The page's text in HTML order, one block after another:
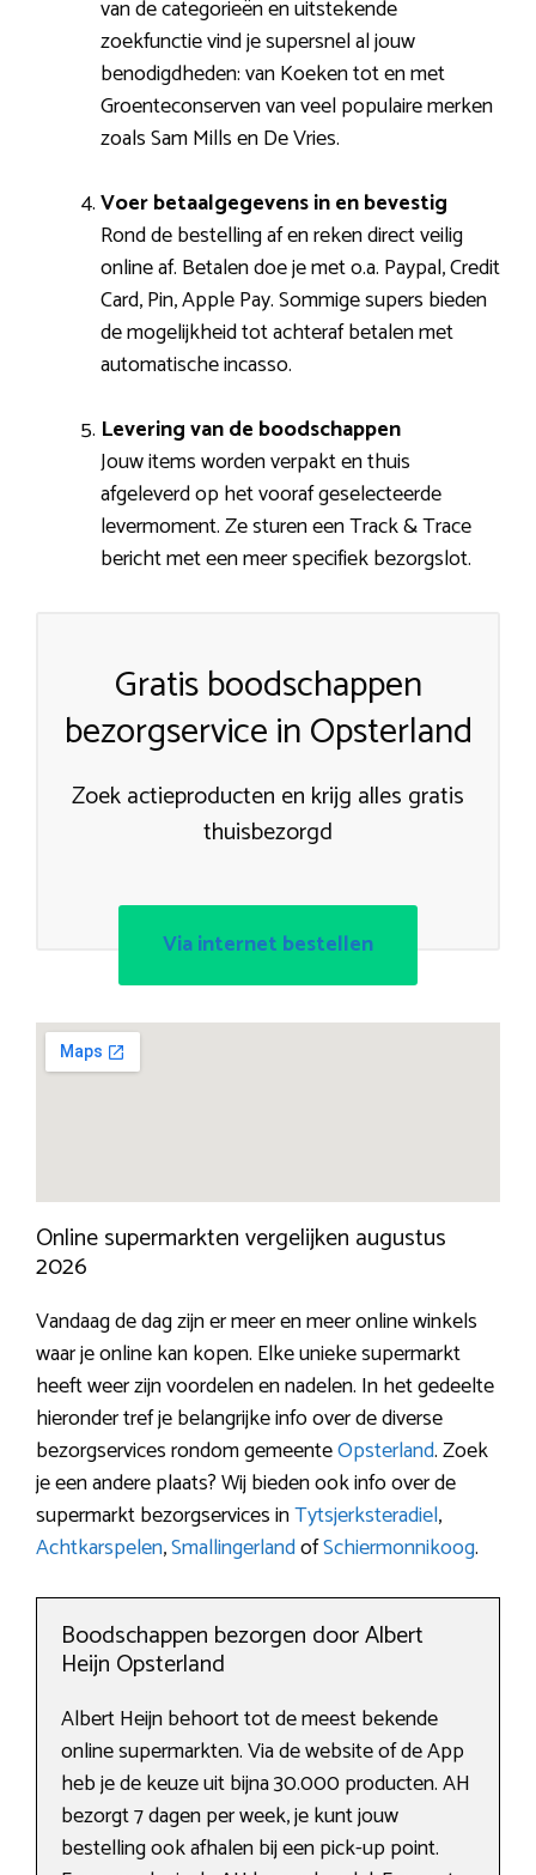
van de categorieën en uitstekende
zoekfunctie vind je supersnel al jouw
benodigdheden: van Koeken tot en met
Groenteconserven van veel populaire merken
zoals Sam Mills en De Vries.
Voer betaalgegevens in en bevestig
Rond de bestelling af en reken direct veilig
online af. Betalen doe je met o.a. Paypal, Credit
Card, Pin, Apple Pay. Sommige supers bieden
de mogelijkheid tot achteraf betalen met
automatische incasso.
Levering van de boodschappen
Jouw items worden verpakt en thuis
afgeleverd op het vooraf geselecteerde
levermoment. Ze sturen een Track & Trace
bericht met een meer specifiek bezorgslot.
Gratis boodschappen
bezorgservice in Opsterland
Zoek actieproducten en krijg alles gratis
thuisbezorgd
Via internet bestellen
Online supermarkten vergelijken augustus
2026
Vandaag de dag zijn er meer en meer online winkels
waar je online kan kopen. Elke unieke supermarkt
heeft weer zijn voordelen en nadelen. In het gedeelte
hieronder tref je belangrijke info over de diverse
bezorgservices rondom gemeenteOpsterland. Zoek
je een andere plaats? Wij bieden ook info over de
supermarkt bezorgservices inTytsjerksteradiel,
Achtkarspelen,SmallingerlandofSchiermonnikoog.
Boodschappen bezorgen door Albert
Heijn Opsterland
Albert Heijn behoort tot de meest bekende
online supermarkten. Via de website of de App
heb je de keuze uit bijna 30.000 producten. AH
bezorgt 7 dagen per week, je kunt jouw
bestelling ook afhalen bij een pick-up point.